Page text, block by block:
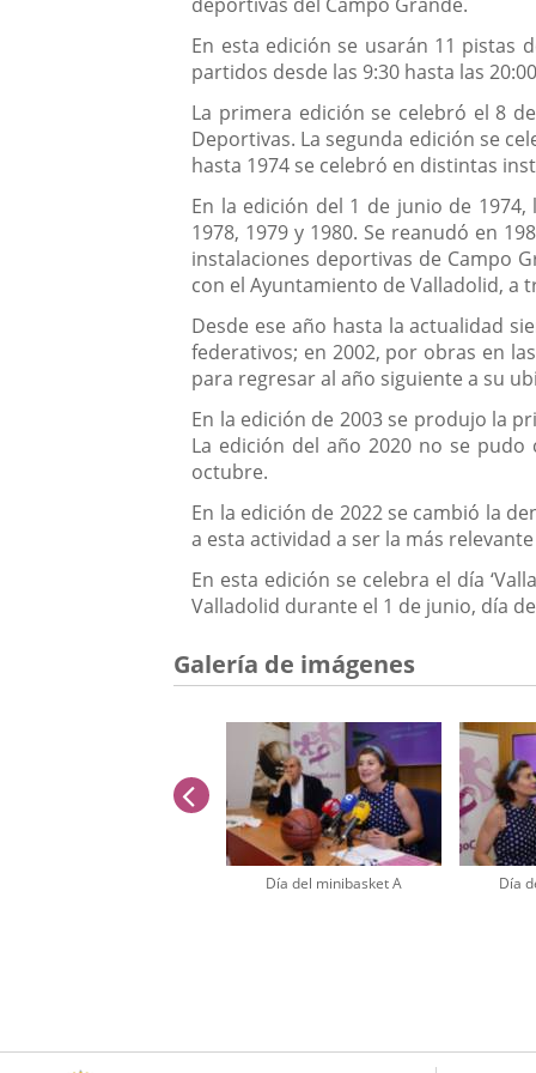
En esta edición se usarán 11 pistas
partidos desde las 9:30 hasta las
La primera edición se celebró el 8
Deportivas. La segunda edición se
hasta 1974 se celebró en distintas
En la edición del 1 de junio de
1978, 1979 y 1980. Se reanudó en
instalaciones deportivas de Campo
con el Ayuntamiento de Valladolid, a
Desde ese año hasta la actualidad
federativos; en 2002, por obras en
para regresar al año siguiente a su
En la edición de 2003 se produjo la
La edición del año 2020 no se
octubre.
En la edición de 2022 se cambió la
a esta actividad a ser la más
En esta edición se celebra el día
Valladolid durante el 1 de junio, día
Galería de imágenes
Día del minibasket A Día
anterior